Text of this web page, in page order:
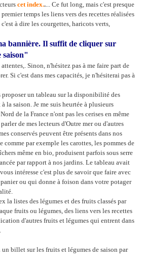
cet index..... Ce fut long, mais c'est presque
temps les liens vers des recettes réalisées
à dire les courgettes, haricots verts,
bannière. Il suffit de cliquer sur
saison"
Sinon, n'hésitez pas à me faire part de
Si c'est dans mes capacités, je n'hésiterai pas à
proposer un tableau sur la disponibilité des
la saison. Je me suis heurtée à plusieurs
de la France n'ont pas les cerises en même
de mes lecteurs d'Outre mer ou d'autres
conservés peuvent être présents dans nos
comme par exemple les carottes, les pommes de
même en bio, produisent parfois sous serre
par rapport à nos jardins. Le tableau avait
intéresse c'est plus de savoir que faire avec
ou qui donne à foison dans votre potager
la listes des légumes et des fruits classés par
fruits ou légumes, des liens vers les recettes
d'autres fruits et légumes qui entrent dans
billet sur les fruits et légumes de saison par